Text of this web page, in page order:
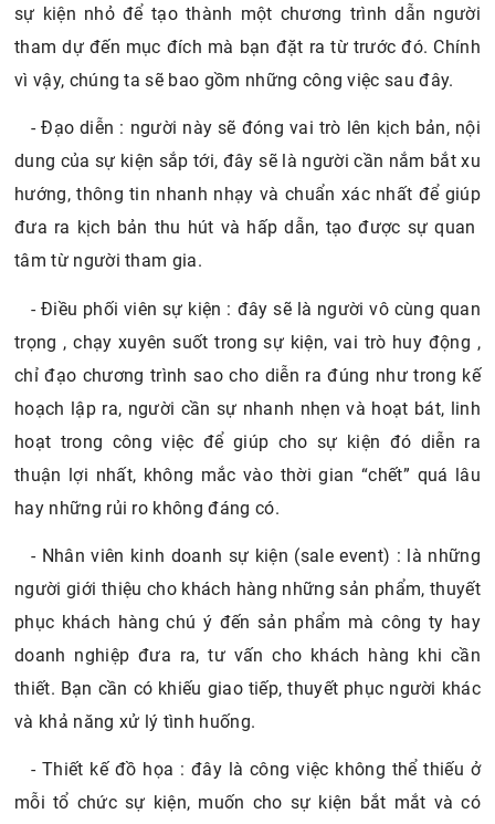
sự kiện nhỏ để tạo thành một chương trình dẫn người
tham dự đến mục đích mà bạn đặt ra từ trước đó. Chính
vì vậy, chúng ta sẽ bao gồm những công việc sau đây.
- Đạo diễn : người này sẽ đóng vai trò lên kịch bản, nội
dung của sự kiện sắp tới, đây sẽ là người cần nắm bắt xu
hướng, thông tin nhanh nhạy và chuẩn xác nhất để giúp
đưa ra kịch bản thu hút và hấp dẫn, tạo được sự quan
tâm từ người tham gia.
- Điều phối viên sự kiện : đây sẽ là người vô cùng quan
trọng , chạy xuyên suốt trong sự kiện, vai trò huy động ,
chỉ đạo chương trình sao cho diễn ra đúng như trong kế
hoạch lập ra, người cần sự nhanh nhẹn và hoạt bát, linh
hoạt trong công việc để giúp cho sự kiện đó diễn ra
thuận lợi nhất, không mắc vào thời gian “chết” quá lâu
hay những rủi ro không đáng có.
- Nhân viên kinh doanh sự kiện (sale event) : là những
người giới thiệu cho khách hàng những sản phẩm, thuyết
phục khách hàng chú ý đến sản phẩm mà công ty hay
doanh nghiệp đưa ra, tư vấn cho khách hàng khi cần
thiết. Bạn cần có khiếu giao tiếp, thuyết phục người khác
và khả năng xử lý tình huống.
- Thiết kế đồ họa : đây là công việc không thể thiếu ở
mỗi tổ chức sự kiện, muốn cho sự kiện bắt mắt và có